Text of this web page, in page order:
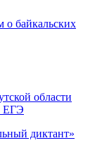
о байкальских
области
ЕГЭ
диктант»